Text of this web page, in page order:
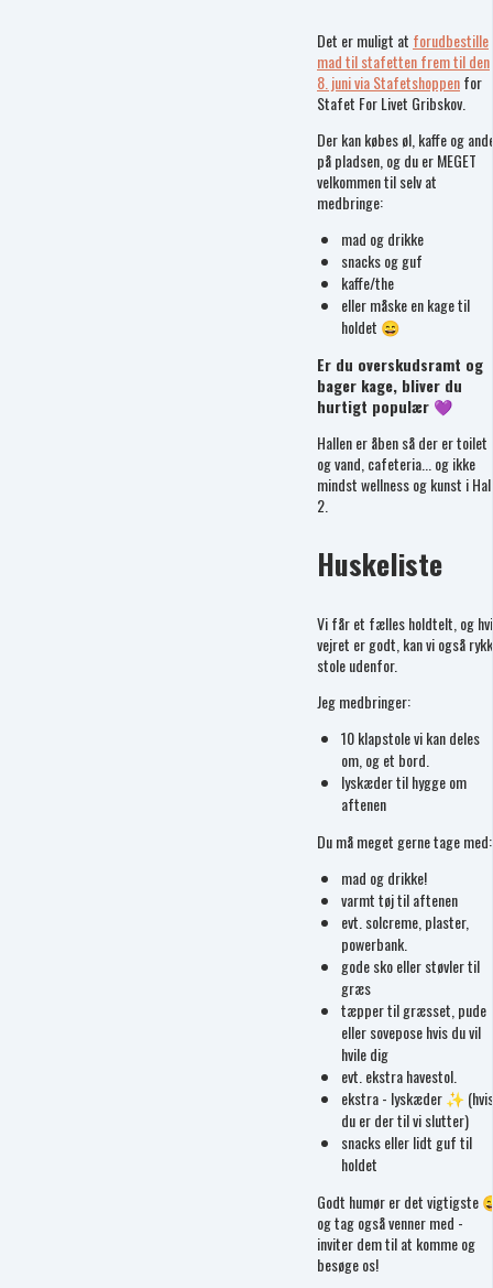
Det er muligt at forudbestille
mad til stafetten frem til den
8. juni via Stafetshoppenfor
Stafet For Livet Gribskov.
Der kan købes øl, kaffe og
på pladsen, og du er MEGET
velkommen til selv at
medbringe:
mad og drikke
snacks og guf
kaffe/the
eller måske en kage til
holdet 😄
Er du overskudsramt og
bager kage, bliver du
hurtigt populær 💜
Hallen er åben så der er toilet
og vand, cafeteria... og ikke
mindst wellness og kunst i Hal
2.
Huskeliste
Vi får et fælles holdtelt, og
vejret er godt, kan vi også
stole udenfor.
Jeg medbringer:
10 klapstole vi kan deles
om, og et bord.
lyskæder til hygge om
aftenen
Du må meget gerne tage med:
mad og drikke!
varmt tøj til aftenen
evt. solcreme, plaster,
powerbank.
gode sko eller støvler til
græs
tæpper til græsset, pude
eller sovepose hvis du vil
hvile dig
evt. ekstra havestol.
ekstra - lyskæder ✨ (hvis
du er der til vi slutter)
snacks eller lidt guf til
holdet
Godt humør er det vigtigste
og tag også venner med -
inviter dem til at komme og
besøge os!